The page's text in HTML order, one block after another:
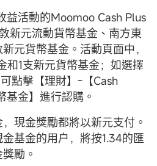
益活動的Moomoo Cash Plus
新元流動貨幣基金、南方東
元貨幣基金。活動頁面中，
和1支新元貨幣基金；如選擇
點擊【理財】-【Cash
基金】進行認購。
現金獎勵都將以新元支付。
基金的用户，將按1.34的匯
勵。